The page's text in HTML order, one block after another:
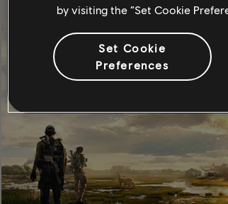
by visiting the “Set Cookie
Set Cookie
Preferences